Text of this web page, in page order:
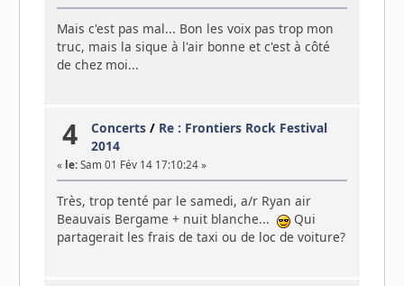
Mais c'est pas mal... Bon les voix pas trop mon
truc, mais la sique à l'air bonne et c'est à côté
de chez moi...
4 Concerts / Re : Frontiers Rock Festival
2014
« le:Sam 01 Fév 14 17:10:24 »
Très, trop tenté par le samedi, a/r Ryan air
Beauvais Bergame + nuit blanche...
Qui
partagerait les frais de taxi ou de loc de voiture?